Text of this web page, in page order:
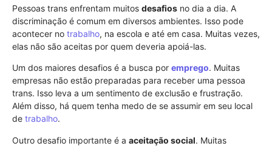
Pessoas trans enfrentam muitos desafios no dia a dia. A
discriminação é comum em diversos ambientes. Isso pode
acontecer no trabalho, na escola e até em casa. Muitas vezes,
elas não são aceitas por quem deveria apoiá-las.
Um dos maiores desafios é a busca por emprego. Muitas
empresas não estão preparadas para receber uma pessoa
trans. Isso leva a um sentimento de exclusão e frustração.
Além disso, há quem tenha medo de se assumir em seu local
de trabalho.
Outro desafio importante é a aceitação social. Muitas